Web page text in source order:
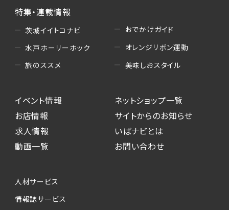
特集・連載情報
茨城イイトコナビ
水戸ホーリーホック
旅のススメ
おでかけガイド
オレンジリボン運動
美味しおスタイル
イベント情報
お店情報
求人情報
動画一覧
ネットショップ一覧
サイトからのお知らせ
いばナビとは
お問い合わせ
人材サービス
情報誌サービス